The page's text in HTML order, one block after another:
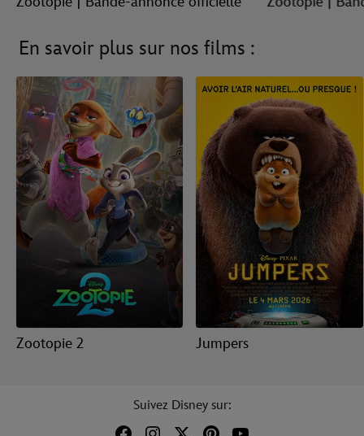
En savoir plus sur nos films :
Zootopie 2 Jumpers
Suivez Disney sur: